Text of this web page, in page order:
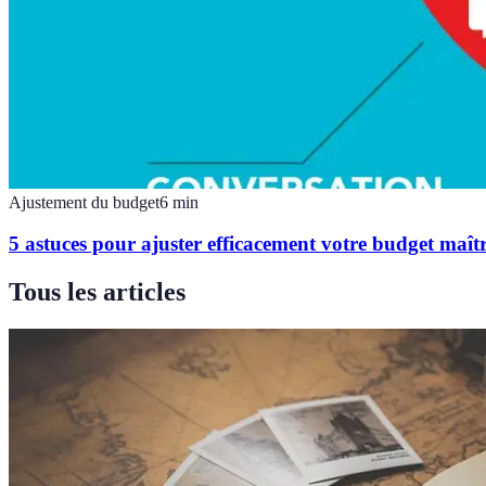
Ajustement du budget6 min
5 astuces pour ajuster efficacement votre budget
Tous les articles